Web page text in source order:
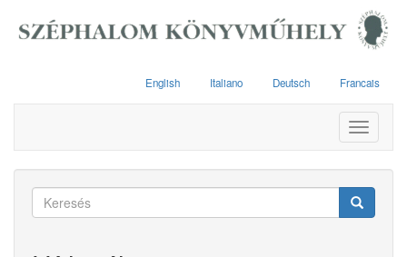
English Italiano Deutsch Francais
Toggle
Keresés